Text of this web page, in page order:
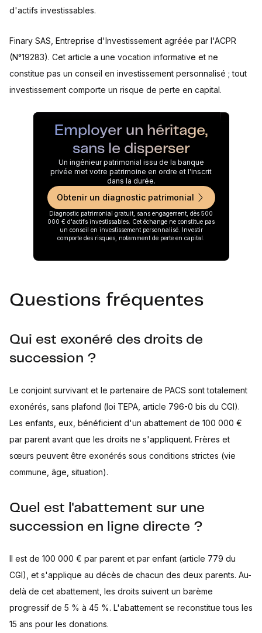
d'actifs investissables.
Finary SAS, Entreprise d'Investissement agréée par l'ACPR
(N°19283). Cet article a une vocation informative et ne
constitue pas un conseil en investissement personnalisé ; tout
investissement comporte un risque de perte en capital.
Employer un héritage,
sans le disperser
Un ingénieur patrimonial issu de la banque
privée met votre patrimoine en ordre et l'inscrit
dans la durée.
Obtenir un diagnostic patrimonial
Diagnostic patrimonial gratuit, sans engagement, dès 500
000 € d'actifs investissables. Cet échange ne constitue pas
un conseil en investissement personnalisé. Investir
comporte des risques, notamment de perte en capital.
Questions fréquentes
Qui est exonéré des droits de
succession ?
Le conjoint survivant et le partenaire de PACS sont totalement
exonérés, sans plafond (loi TEPA, article 796-0 bis du CGI).
Les enfants, eux, bénéficient d'un abattement de 100 000 €
par parent avant que les droits ne s'appliquent. Frères et
sœurs peuvent être exonérés sous conditions strictes (vie
commune, âge, situation).
Quel est l'abattement sur une
succession en ligne directe ?
Il est de 100 000 € par parent et par enfant (article 779 du
CGI), et s'applique au décès de chacun des deux parents. Au-
delà de cet abattement, les droits suivent un barème
progressif de 5 % à 45 %. L'abattement se reconstitue tous les
15 ans pour les donations.